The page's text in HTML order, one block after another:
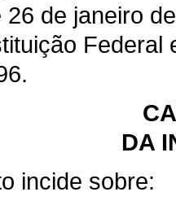
26 de janeiro
DA
incide sobre: